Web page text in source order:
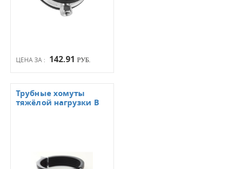
ЦЕНА ЗА : 142.91 РУБ.
Трубные хомуты
тяжёлой нагрузки B